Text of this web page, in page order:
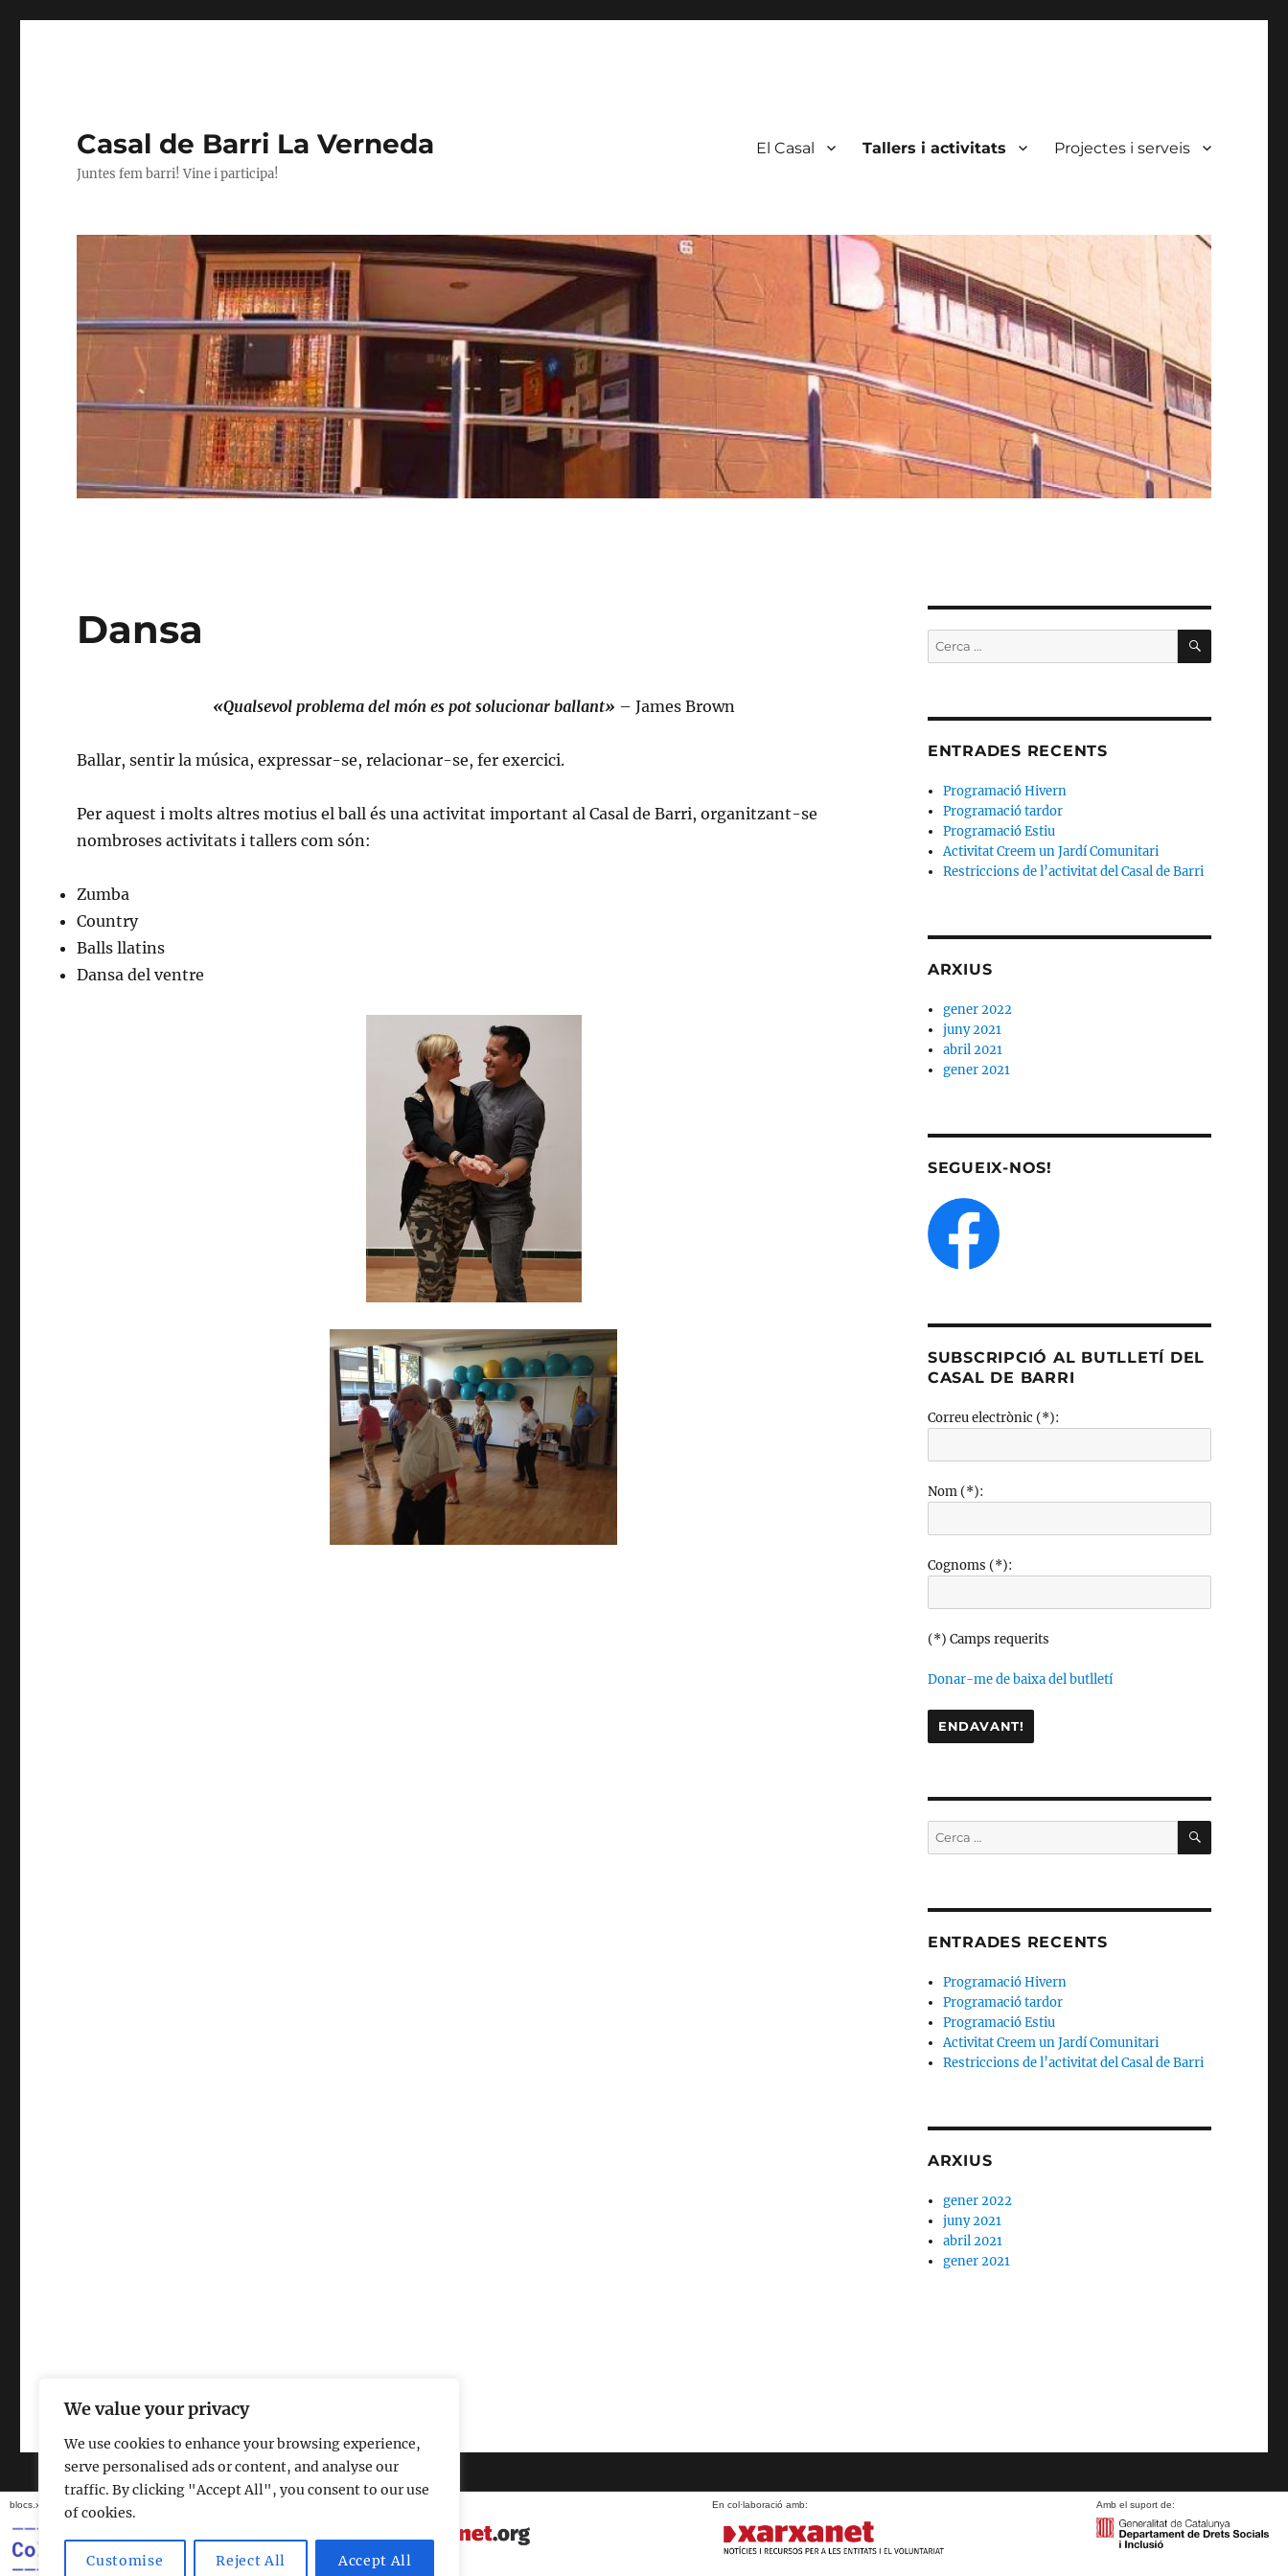
We value your privacy
We use cookies to enhance your browsing experience,
serve personalised ads or content, and analyse our
traffic. By clicking "Accept All", you consent to our use
of cookies.
Customise Reject All Accept All
Casal de Barri La Verneda
Juntes fem barri! Vine i participa!
El Casal Tallers i activitats Projectes i serveis
Dansa
«Qualsevol problema del món es pot solucionar ballant» – James Brown
Ballar, sentir la música, expressar-se, relacionar-se, fer exercici.
Per aquest i molts altres motius el ball és una activitat important al Casal de Barri, organitzant-se
nombroses activitats i tallers com són:
Zumba
Country
Balls llatins
Dansa del ventre
Cerca: CERCA
ENTRADES RECENTS
Programació Hivern
Programació tardor
Programació Estiu
Activitat Creem un Jardí Comunitari
Restriccions de l’activitat del Casal de Barri
ARXIUS
gener 2022
juny 2021
abril 2021
gener 2021
SEGUEIX-NOS!
SUBSCRIPCIÓ AL BUTLLETÍ DEL
CASAL DE BARRI
Correu electrònic (*):
Nom (*):
Cognoms (*):
(*) Camps requerits
Donar-me de baixa del butlletí
Cerca: CERCA
ENTRADES RECENTS
Programació Hivern
Programació tardor
Programació Estiu
Activitat Creem un Jardí Comunitari
Restriccions de l’activitat del Casal de Barri
ARXIUS
gener 2022
juny 2021
abril 2021
gener 2021
blocs.xarxanet.org és un projecte de: En col·laboració amb: Amb el suport de: